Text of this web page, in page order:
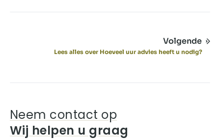
Volgende
Lees alles over Hoeveel uur advies heeft u nodig?
Neem contact op
Wij helpen u graag